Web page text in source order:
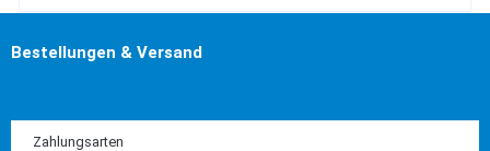
Bestellungen & Versand
Zahlungsarten